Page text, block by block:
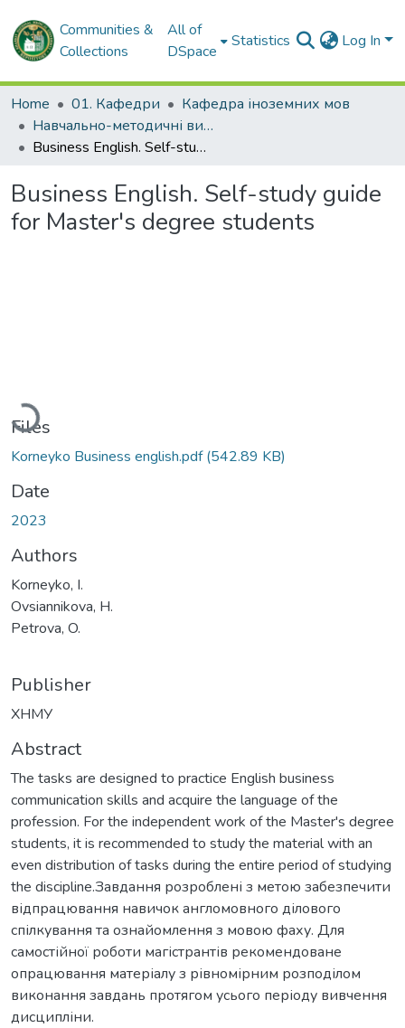
Communities &
Collections
All of
DSpace
Statistics Log In
Home 01. Кафедри
Кафедра іноземних мов
Навчально-методичні видання. Кафедра іноземних мов
Business English. Self-study guide for Master's degree students
Business English. Self-study guide
for Master's degree students
Loading...
Files
Korneyko Business english.pdf(542.89 KB)
Date
2023
Authors
Korneyko, I.
Ovsiannikova, H.
Petrova, O.
Publisher
ХНМУ
Abstract
The tasks are designed to practice English business
communication skills and acquire the language of the
profession. For the independent work of the Master's degree
students, it is recommended to study the material with an
even distribution of tasks during the entire period of studying
the discipline.Завдання розроблені з метою забезпечити
відпрацювання навичок англомовного ділового
спілкування та ознайомлення з мовою фаху. Для
самостійної роботи магістрантів рекомендоване
опрацювання матеріалу з рівномірним розподілом
виконання завдань протягом усього періоду вивчення
дисципліни.